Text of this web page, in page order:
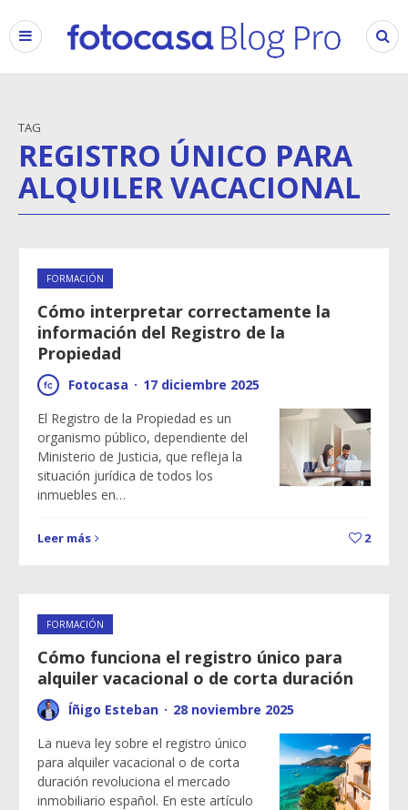
TAG
REGISTRO ÚNICO PARA
ALQUILER VACACIONAL
FORMACIÓN
Cómo interpretar correctamente la
información del Registro de la
Propiedad
Fotocasa · 17 diciembre 2025
El Registro de la Propiedad es un
organismo público, dependiente del
Ministerio de Justicia, que refleja la
situación jurídica de todos los
inmuebles en…
Leer más 2
FORMACIÓN
Cómo funciona el registro único para
alquiler vacacional o de corta duración
Íñigo Esteban · 28 noviembre 2025
La nueva ley sobre el registro único
para alquiler vacacional o de corta
duración revoluciona el mercado
inmobiliario español. En este artículo